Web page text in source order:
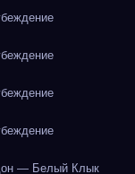
— Белый Клык